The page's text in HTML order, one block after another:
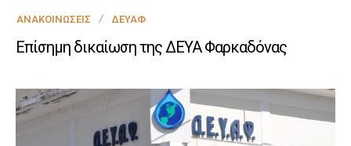
ΑΝΑΚΟΙΝΏΣΕΙΣ ΔΕΥΑΦ
Επίσημη δικαίωση της ΔΕΥΑ Φαρκαδόνας